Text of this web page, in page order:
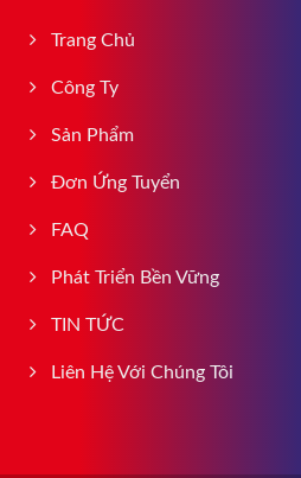
Trang Chủ
Công Ty
Sản Phẩm
Đơn Ứng Tuyển
FAQ
Phát Triển Bền Vững
TIN TỨC
Liên Hệ Với Chúng Tôi